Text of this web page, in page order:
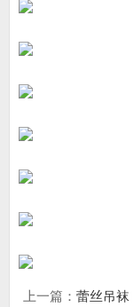
上一篇： 蕾丝吊袜